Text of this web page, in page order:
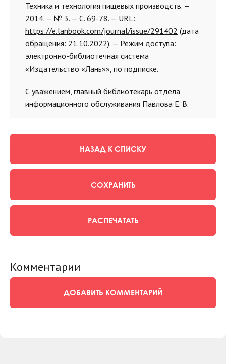
Техника и технология пищевых производств. —
2014. — № 3. — С. 69-78. — URL:
https://e.lanbook.com/journal/issue/291402 (дата
обращения: 21.10.2022). — Режим доступа:
электронно-библиотечная система
«Издательство «Лань»», по подписке.
С уважением, главный библиотекарь отдела
информационного обслуживания Павлова Е. В.
НАЗАД К СПИСКУ
СОХРАНИТЬ
РАСПЕЧАТАТЬ
Комментарии
ДОБАВИТЬ КОММЕНТАРИЙ